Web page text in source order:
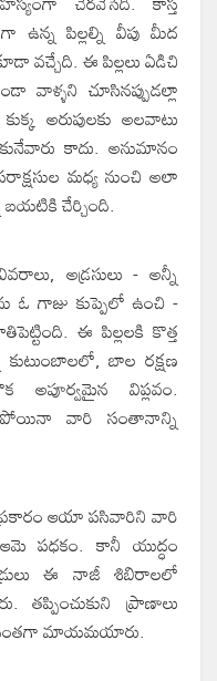
ఉన్న పిల్లల్ని వీపు మీద
వచ్చేది. ఈ పిల్లలు ఏడిచి
వాళ్ళని చూసినప్పుడల్లా
అరుపులకు అలవాటు
కాదు. అనుమానం
మధ్య నుంచి అలా
బయటికి చేర్చింది.
అడ్రసులు - అన్నీ
ఓ గాజు కుప్పెలో ఉంచి -
ఈ పిల్లలకి కొత్త
కుటుంబాలలో, బాల రక్షణ
విప్లవం.
వారి సంతానాన్ని
ప్రకారం ఆయా పసివారిని వారి
ఆమె పధకం. కానీ యుద్ధం
ఈ నాజీ శిబిరాలలో
ప్రాణాలు
లేనంతగా మాయమయారు.